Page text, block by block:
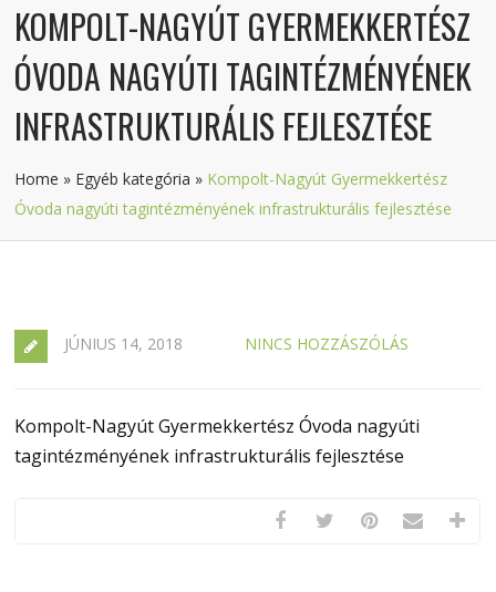
KOMPOLT-NAGYÚT GYERMEKKERTÉSZ
ÓVODA NAGYÚTI TAGINTÉZMÉNYÉNEK
INFRASTRUKTURÁLIS FEJLESZTÉSE
Home » Egyéb kategória » Kompolt-Nagyút Gyermekkertész
Óvoda nagyúti tagintézményének infrastrukturális fejlesztése
JÚNIUS 14, 2018 NINCS HOZZÁSZÓLÁS
Kompolt-Nagyút Gyermekkertész Óvoda nagyúti
tagintézményének infrastrukturális fejlesztése